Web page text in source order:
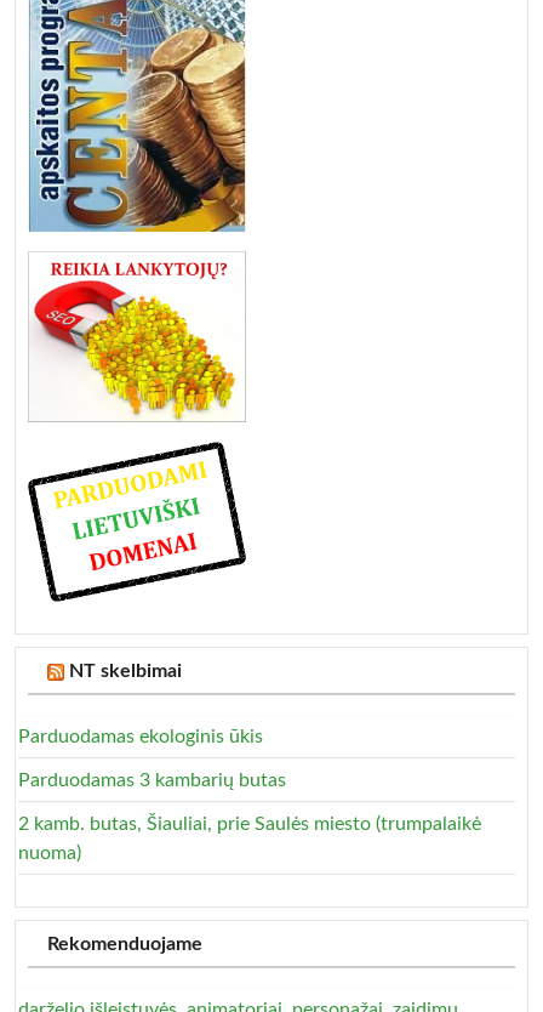
NT skelbimai
Parduodamas ekologinis ūkis
Parduodamas 3 kambarių butas
2 kamb. butas, Šiauliai, prie Saulės miesto (trumpalaikė
nuoma)
Rekomenduojame